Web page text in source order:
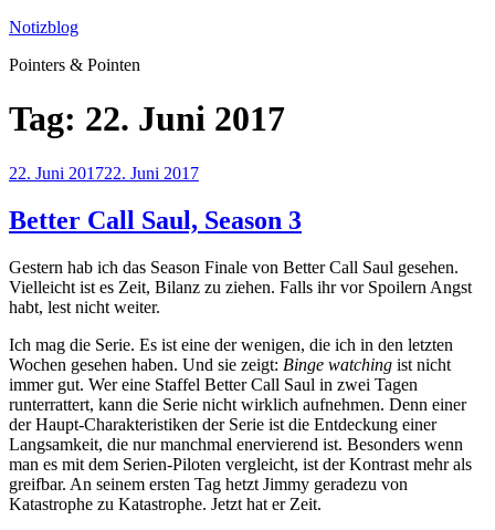
Zum
springen
Notizblog
Pointers & Pointen
Tag: 22. Juni 2017
Veröffentlicht
22. Juni 201722. Juni 2017
Better Call Saul, Season 3
Gestern hab ich das Season Finale von Better Call Saul gesehen.
Vielleicht ist es Zeit, Bilanz zu ziehen. Falls ihr vor Spoilern Angst
habt, lest nicht weiter.
Ich mag die Serie. Es ist eine der wenigen, die ich in den letzten
Wochen gesehen haben. Und sie zeigt: Binge watching ist nicht
immer gut. Wer eine Staffel Better Call Saul in zwei Tagen
runterrattert, kann die Serie nicht wirklich aufnehmen. Denn einer
der Haupt-Charakteristiken der Serie ist die Entdeckung einer
Langsamkeit, die nur manchmal enervierend ist. Besonders wenn
man es mit dem Serien-Piloten vergleicht, ist der Kontrast mehr als
greifbar. An seinem ersten Tag hetzt Jimmy geradezu von
Katastrophe zu Katastrophe. Jetzt hat er Zeit.